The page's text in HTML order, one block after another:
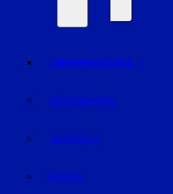
ÜBERREGIONAL
NIEDERBAYERN
OBERPFALZ
BAYERN